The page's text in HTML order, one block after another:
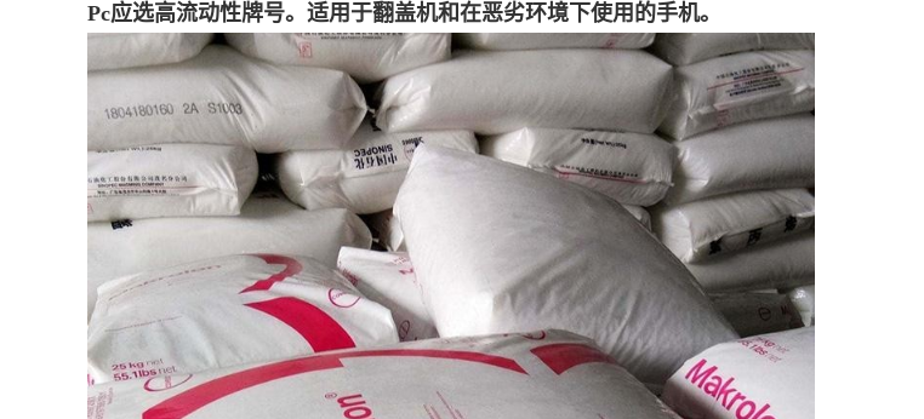
Pc应选高流动性牌号。适用于翻盖机和在恶劣环境下使用的手机。